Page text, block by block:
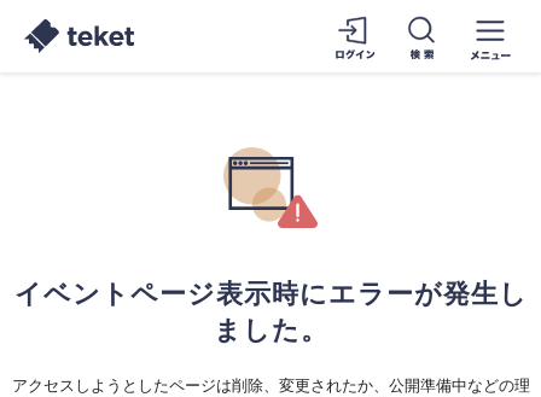
イベントページ表示時にエラーが発生し
ました。
アクセスしようとしたページは削除、変更されたか、公開準備中などの理